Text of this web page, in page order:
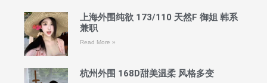
上海外围纯欲 173/110 天然F 御姐 韩系
兼职
Read More »
杭州外围 168D甜美温柔 风格多变